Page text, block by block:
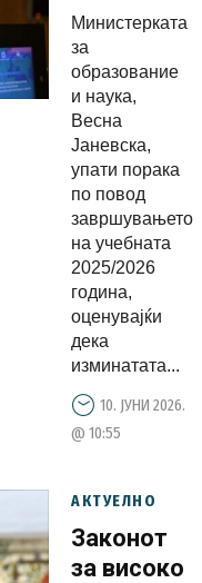
успешно
учебна
година,
да
заедно да
ги
промените
за
Министерката
за
образование
и наука,
Весна
Јаневска,
упати порака
по повод
завршувањето
на учебната
2025/2026
година,
оценувајќи
дека
изминатата...
10. ЈУНИ 2026.
@ 10:55
АКТУЕЛНО
Законот
за високо